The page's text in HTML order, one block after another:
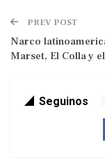
ganadora en
no tuvo un
primera
gran votación
postulante
pero en
PREV POST
Narco
Marset, El Colla y
Seguinos